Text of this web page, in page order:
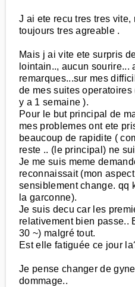
J ai ete recu tres tres
toujours tres agreable .
Mais j ai vite ete surpris
lointain.., aucun sourire...
remarques...sur mes
de mes suites operatoires
y a 1 semaine ).
Pour le but principal de
mes problemes ont ete
beaucoup de rapidite (
reste .. (le principal) ne
Je me suis meme
reconnaissait (mon
sensiblement change. qq
la garconne).
Je suis decu car les
relativement bien passe..
30 ~) malgré tout.
Est elle fatiguée ce jour
Je pense changer de
dommage..